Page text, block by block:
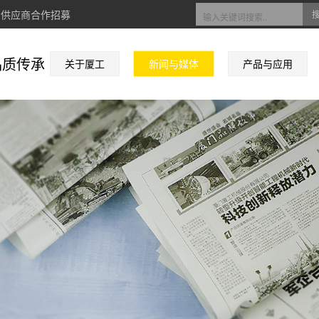
供应商合作招募
传承 关于厦工 新闻与媒体 产品与应用